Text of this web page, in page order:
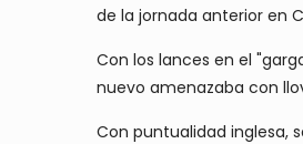
de la jornada anterior en
Con los lances en el
nuevo amenazaba con
Con puntualidad inglesa,